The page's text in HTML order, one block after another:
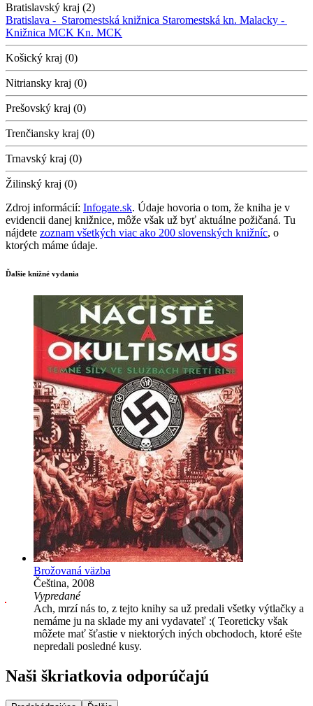
Bratislavský kraj (2)
Bratislava - Staromestská knižnica Staromestská kn. Malacky -
Knižnica MCK Kn. MCK
Košický kraj (0)
Nitriansky kraj (0)
Prešovský kraj (0)
Trenčiansky kraj (0)
Trnavský kraj (0)
Žilinský kraj (0)
Zdroj informácií: Infogate.sk. Údaje hovoria o tom, že kniha je v
evidencii danej knižnice, môže však už byť aktuálne požičaná. Tu
nájdete zoznam všetkých viac ako 200 slovenských knižníc, o
ktorých máme údaje.
Ďalšie knižné vydania
Brožovaná väzba
Čeština, 2008
Vypredané
Ach, mrzí nás to, z tejto knihy sa už predali všetky výtlačky a
nemáme ju na sklade my ani vydavateľ :( Teoreticky však
môžete mať šťastie v niektorých iných obchodoch, ktoré ešte
nepredali posledné kusy.
Naši škriatkovia odporúčajú